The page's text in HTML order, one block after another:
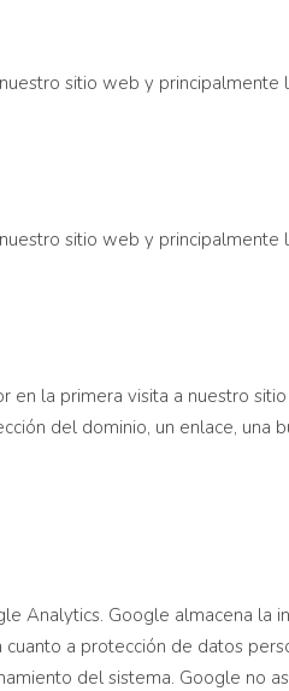
sitio web y principalmente
sitio web y principalmente
en la primera visita a nuestro
del dominio, un enlace, una
Analytics. Google almacena la
a protección de datos
del sistema. Google no